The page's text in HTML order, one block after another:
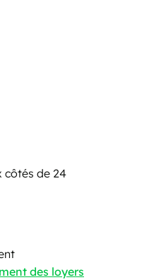
côtés de 24
des loyers